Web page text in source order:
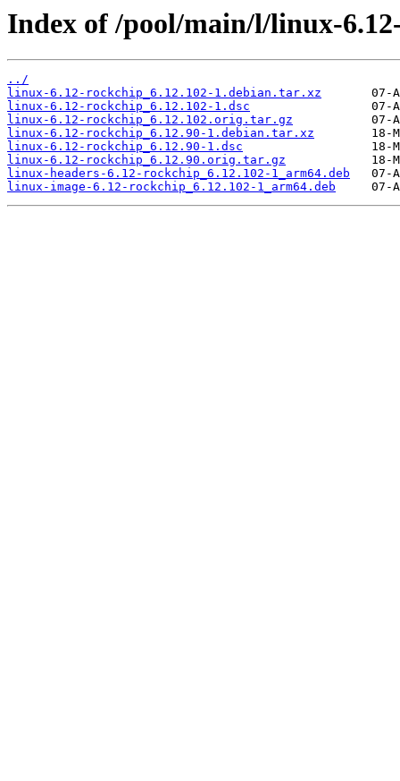
Index of /pool/main/l/linux-
../
linux-6.12-rockchip_6.12.102-1.debian.tar.xz
linux-6.12-rockchip_6.12.102-1.dsc
linux-6.12-rockchip_6.12.102.orig.tar.gz
linux-6.12-rockchip_6.12.90-1.debian.tar.xz
linux-6.12-rockchip_6.12.90-1.dsc
linux-6.12-rockchip_6.12.90.orig.tar.gz
linux-headers-6.12-rockchip_6.12.102-1_arm64.deb
linux-image-6.12-rockchip_6.12.102-1_arm64.deb